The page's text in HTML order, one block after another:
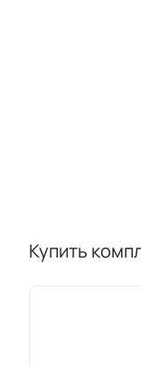
Купить